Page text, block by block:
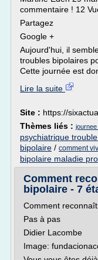
commentaire ! 12
Partagez
Google +
Aujourd'hui, il
troubles bipolaires
Cette journée est
Lire la suite
Site : https://
Thèmes liés : journee
psychiatrique
bipolaire / comment
bipolaire maladie
Comment
bipolaire - 7
Comment
Pas à pas
Didier Lacombe
Image: